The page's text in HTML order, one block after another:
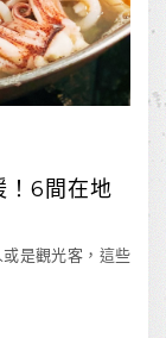
！6間在地
是觀光客，這些